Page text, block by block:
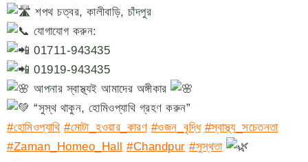
শপথ চত্বর, কালীবাড়ি, চাঁদপুর
যোগাযোগ করুন:
01711-943435
01919-943435
আপনার স্বাস্থ্যই আমাদের অঙ্গীকার
“সুস্থ থাকুন, হোমিওপ্যাথি গ্রহণ করুন”
#হোমিওপ্যাথি #মোটা_হওয়ার_কারণ #ওজন_বৃদ্ধি #স্বাস্থ্য_সচেতনতা
#Zaman_Homeo_Hall #Chandpur #সুস্থতা